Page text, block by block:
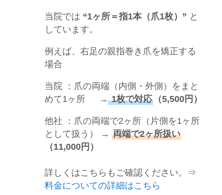
当院では “1ヶ所＝指1本（爪1枚）” と
しています。
例えば、右足の親指巻き爪を矯正する
場合
当院 ：爪の両端（内側・外側）をまと
めて1ヶ所 → 1枚で対応（5,500円）
他社 ：爪の両端で2ヶ所（片側を1ヶ所
として扱う） → 両端で2ヶ所扱い
（11,000円）
詳しくはこちらもご確認ください。
⇒
料金についての詳細はこちら